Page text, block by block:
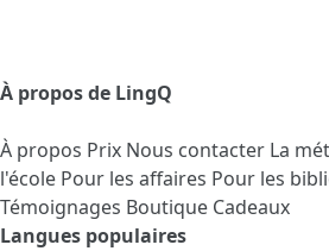
À propos de LingQ
À propos Prix Nous contacter La
l'école Pour les affaires Pour les
Témoignages Boutique Cadeaux
Langues populaires